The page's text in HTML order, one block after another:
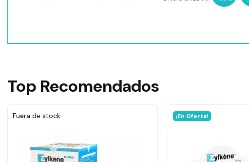
Top Recomendados
Fuera de stock ¡En Oferta!